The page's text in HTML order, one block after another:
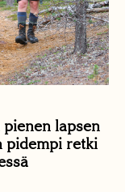
lapsen
pidempi retki